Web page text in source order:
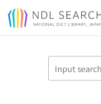
Jump to main content